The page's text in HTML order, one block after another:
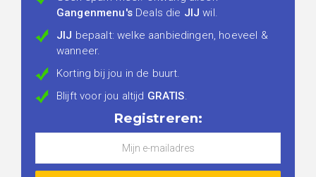
Gangenmenu'sDeals die JIJ wil.
JIJ bepaalt: welke aanbiedingen, hoeveel &
wanneer.
Korting bij jou in de buurt.
Blijft voor jou altijd GRATIS.
Registreren: